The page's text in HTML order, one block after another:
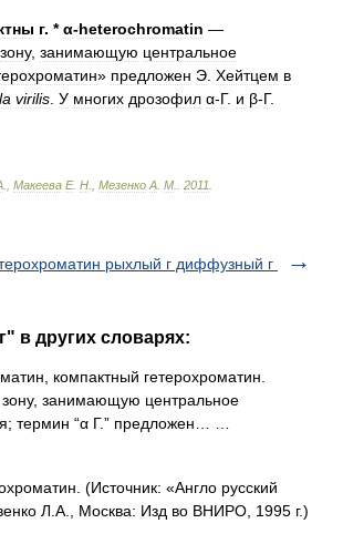
г. *α-heterochromatin —
зону, занимающую центральное
» предложен Э Хейтцем в
virilis У многих дрозофил α-Г. и β-Г.
Макеева Е. Н Мезенко А М 2011
рыхлый г диффузный г
в других словарях:
компактный гетерохроматин.
занимающую центральное
термин “α Г.” предложен… …
(Источник: «Англо русский
Л.А., Москва: Изд во ВНИРО, 1995 г.)